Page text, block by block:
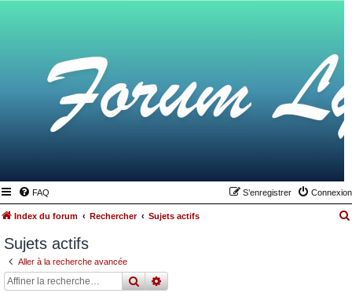
FAQ Connexion
S’enregistrer
Index du forum Rechercher Sujets actifs
Sujets actifs
Aller à la recherche avancée
rechercher
recherche